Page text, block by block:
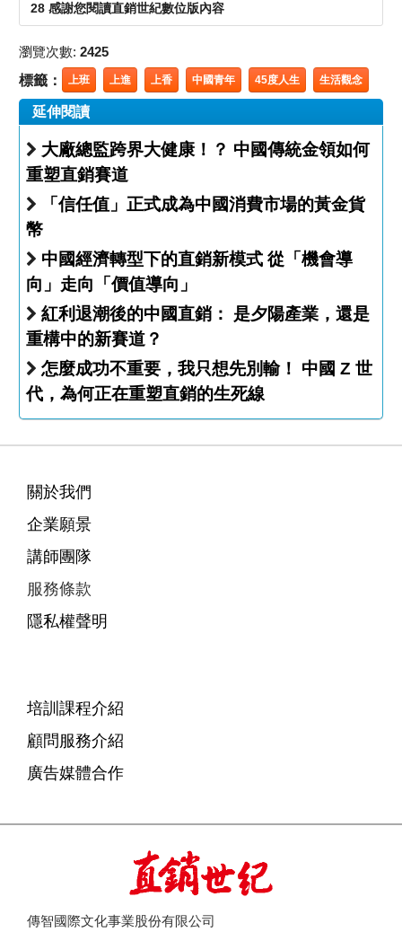
28 感謝您閱讀直銷世紀數位版內容
瀏覽次數: 2425
標籤： 上班 上進 上香 中國青年 45度人生 生活觀念
延伸閱讀
大廠總監跨界大健康！？ 中國傳統金領如何
重塑直銷賽道
「信任值」正式成為中國消費市場的黃金貨
幣
中國經濟轉型下的直銷新模式 從「機會導
向」走向「價值導向」
紅利退潮後的中國直銷： 是夕陽產業，還是
重構中的新賽道？
怎麼成功不重要，我只想先別輸！ 中國 Z 世
代，為何正在重塑直銷的生死線
關於我們
企業願景
講師團隊
服務條款
隱私權聲明
培訓課程介紹
顧問服務介紹
廣告媒體合作
傳智國際文化事業股份有限公司